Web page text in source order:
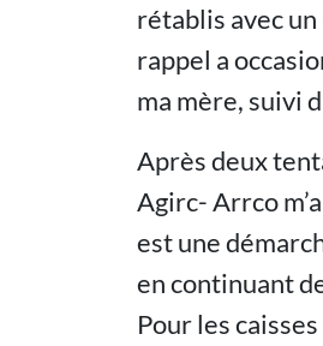
rétablis avec
rappel a
ma mère, suivi
Après deux
Agirc- Arrco
est une
en continuant
Pour les